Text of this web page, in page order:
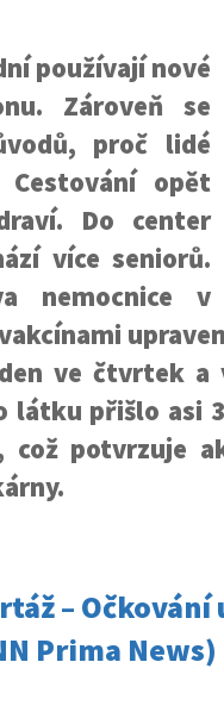
používají nové
Zároveň se
proč lidé
Cestování opět
Do center
více seniorů.
nemocnice v
ve čtvrtek a
látku přišlo asi
což potvrzuje
–
Prima News)